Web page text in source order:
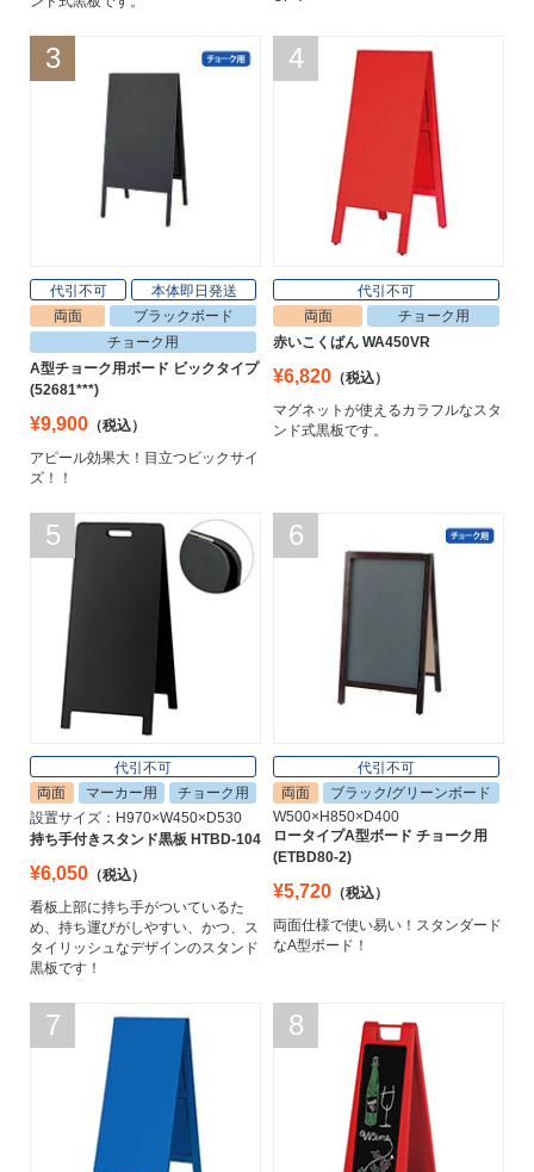
3
代引不可
本体即日発送
両面
ブラックボード
チョーク用
A型チョーク用ボード ビックタイプ
(52681***)
¥9,900 （税込）
アピール効果大！目立つビックサイ
ズ！！
4
代引不可
両面
チョーク用
赤いこくばん WA450VR
¥6,820 （税込）
マグネットが使えるカラフルなスタ
ンド式黒板です。
5
代引不可
両面
マーカー用
チョーク用
設置サイズ：H970×W450×D530
持ち手付きスタンド黒板 HTBD-104
¥6,050 （税込）
看板上部に持ち手がついているた
め、持ち運びがしやすい、かつ、ス
タイリッシュなデザインのスタンド
黒板です！
6
代引不可
両面
ブラック/グリーンボード
W500×H850×D400
ロータイプA型ボード チョーク用
(ETBD80-2)
¥5,720 （税込）
両面仕様で使い易い！スタンダード
なA型ボード！
7 8